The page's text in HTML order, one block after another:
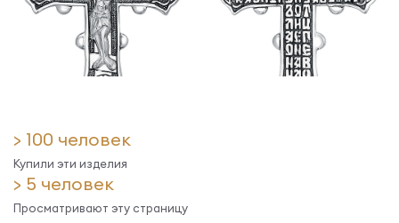
> 100 человек
Купили эти изделия
> 5 человек
Просматривают эту страницу